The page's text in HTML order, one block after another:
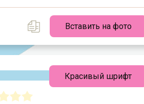
Вставить на фото
Красивый шрифт